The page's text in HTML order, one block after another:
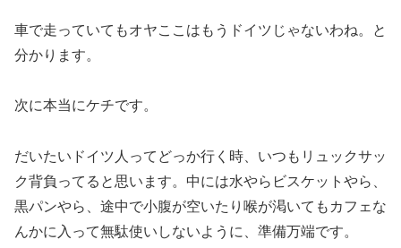
車で走っていてもオヤここはもうドイツじゃないわね。と
分かります。
次に本当にケチです。
だいたいドイツ人ってどっか行く時、いつもリュックサッ
ク背負ってると思います。中には水やらビスケットやら、
黒パンやら、途中で小腹が空いたり喉が渇いてもカフェな
んかに入って無駄使いしないように、準備万端です。